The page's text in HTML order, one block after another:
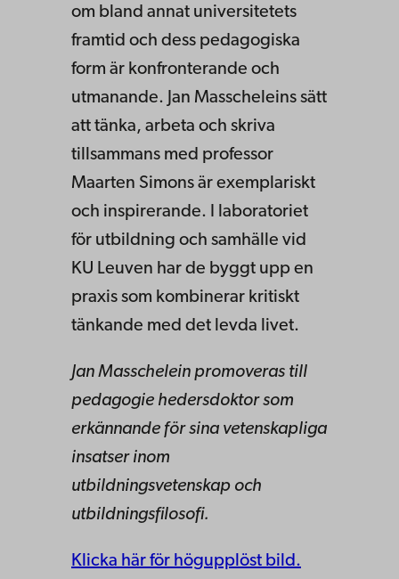
om bland annat universitetets
framtid och dess pedagogiska
form är konfronterande och
utmanande. Jan Masscheleins sätt
att tänka, arbeta och skriva
tillsammans med professor
Maarten Simons är exemplariskt
och inspirerande. I laboratoriet
för utbildning och samhälle vid
KU Leuven har de byggt upp en
praxis som kombinerar kritiskt
tänkande med det levda livet.
Jan Masschelein promoveras till
pedagogie hedersdoktor som
erkännande för sina vetenskapliga
insatser inom
utbildningsvetenskap och
utbildningsfilosofi.
Klicka här för högupplöst bild.